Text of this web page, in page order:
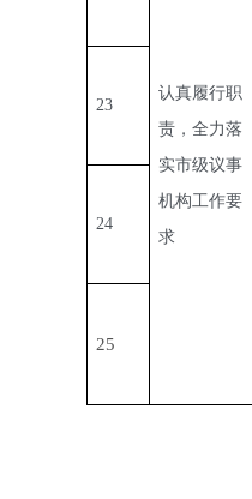
认真履行职
责，全力落
实市级议事
机构工作要
求
23
24
25